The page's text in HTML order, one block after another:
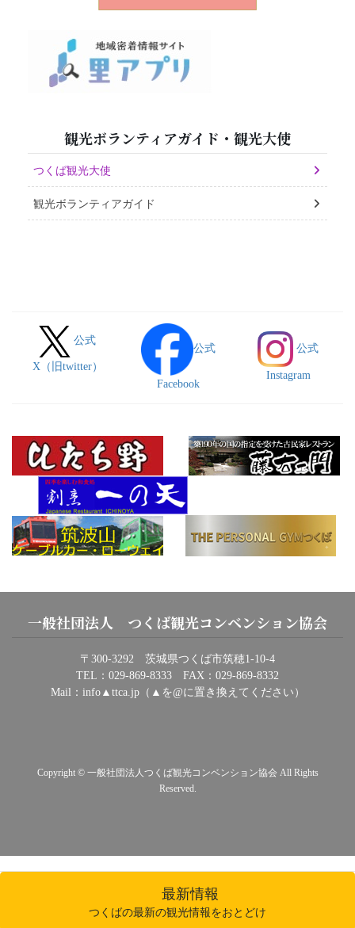
観光ボランティアガイド・観光大使
つくば観光大使
観光ボランティアガイド
公式
X（旧twitter）
公式
Facebook
公式
Instagram
一般社団法人 つくば観光コンベンション協会
〒300-3292 茨城県つくば市筑穂1-10-4
TEL：029-869-8333 FAX：029-869-8332
Mail：info▲ttca.jp（▲を@に置き換えてください）
Copyright © 一般社団法人つくば観光コンベンション協会 All Rights
Reserved.
最新情報
つくばの最新の観光情報をおとどけ